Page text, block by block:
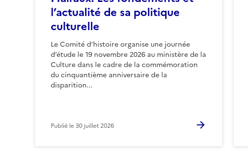
l’actualité de sa politique
culturelle
Le Comité d’histoire organise une journée
d’étude le 19 novembre 2026 au ministère de la
Culture dans le cadre de la commémoration
du cinquantième anniversaire de la
disparition...
Publié le30 juillet 2026